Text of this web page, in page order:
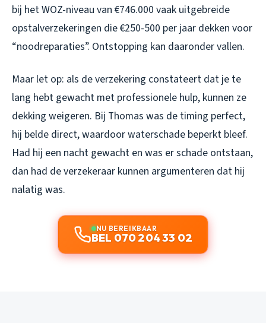
bij het WOZ-niveau van €746.000 vaak uitgebreide
opstalverzekeringen die €250-500 per jaar dekken voor
“noodreparaties”. Ontstopping kan daaronder vallen.
Maar let op: als de verzekering constateert dat je te
lang hebt gewacht met professionele hulp, kunnen ze
dekking weigeren. Bij Thomas was de timing perfect,
hij belde direct, waardoor waterschade beperkt bleef.
Had hij een nacht gewacht en was er schade ontstaan,
dan had de verzekeraar kunnen argumenteren dat hij
nalatig was.
NU BEREIKBAAR
BEL 070 204 33 02